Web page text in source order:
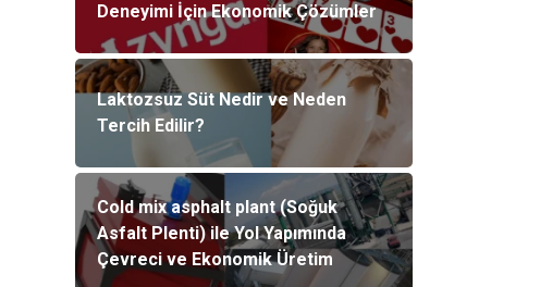
Deneyimi İçin Ekonomik Çözümler
Laktozsuz Süt Nedir ve Neden
Tercih Edilir?
Cold mix asphalt plant (Soğuk
Asfalt Plenti) ile Yol Yapımında
Çevreci ve Ekonomik Üretim